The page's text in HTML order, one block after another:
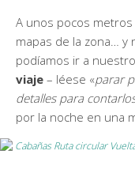
A unos pocos
mapas de la zona… y
podíamos ir a
viaje – léese «parar
detalles para
por la noche en una